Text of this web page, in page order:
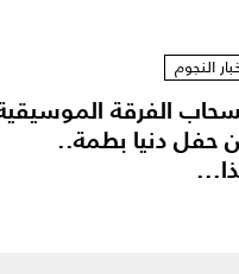
النجوم
الفرقة
حفل دنيا بطمة..